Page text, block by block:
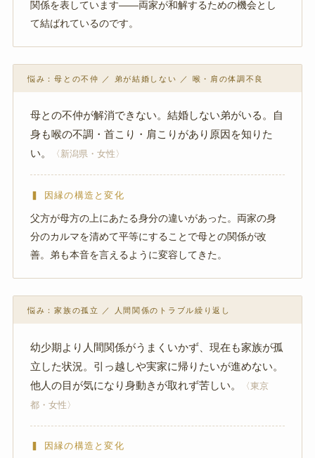
関係を表しています——両家が和解するための機会とし
て結ばれているのです。
悩み：母との不仲 ／ 弟が結婚しない ／ 喉・肩の体調不良
母との不仲が解消できない。結婚しない弟がいる。自
身も喉の不調・首こり・肩こりがあり原因を知りた
い。
〈新潟県・女性〉
▍ 因縁の構造と変化
父方が母方の上にあたる身分の違いがあった。両家の身
分のカルマを清めて平等にすることで母との関係が改
善。弟も本音を言えるように変容してきた。
悩み：家族の孤立 ／ 人間関係のトラブル繰り返し
幼少期より人間関係がうまくいかず、現在も家族が孤
立した状況。引っ越しや実家に帰りたいが進めない。
他人の目が気になり身動きが取れず苦しい。
〈東京
都・女性〉
▍ 因縁の構造と変化